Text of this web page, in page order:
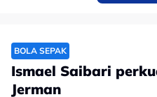
"Ini adalah antara sebuah
dunia.
"Ia peluang sekali seumur
BOLA SEPAK
Ismael Saibari
Jerman